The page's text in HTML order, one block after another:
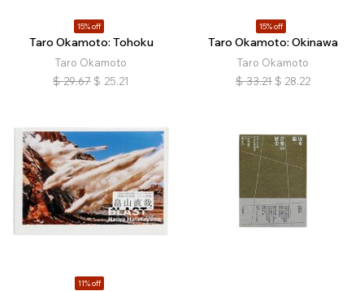
15% off
Taro Okamoto: Tohoku
Taro Okamoto
$ 29.67 $ 25.21
15% off
Taro Okamoto: Okinawa
Taro Okamoto
$ 33.21 $ 28.22
11% off